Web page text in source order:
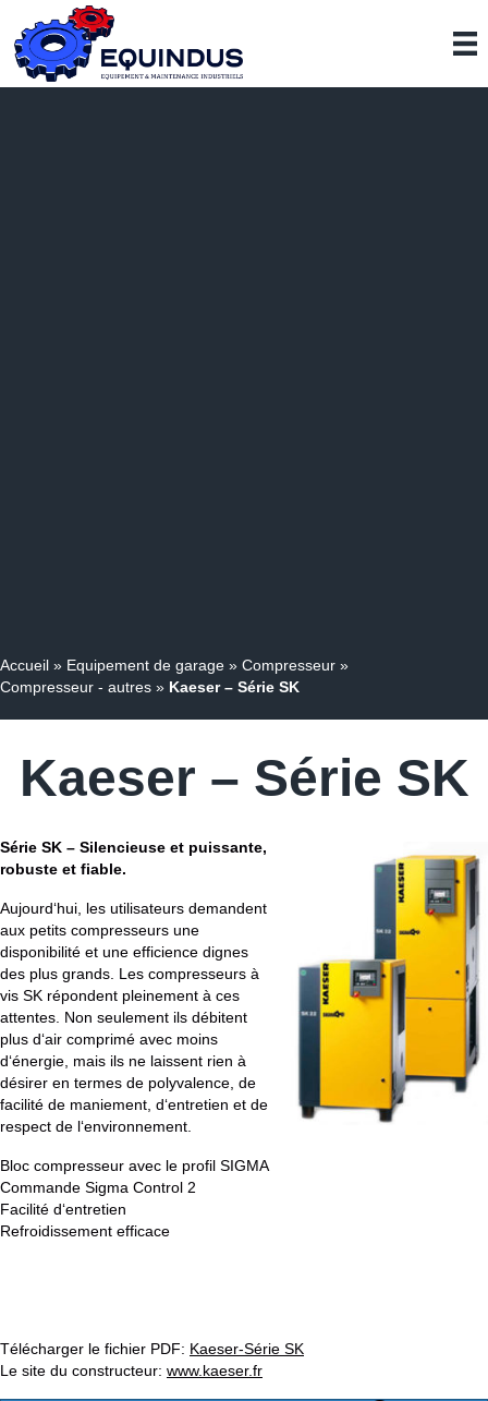
Accueil » Equipement de garage » Compresseur »
Compresseur - autres » Kaeser – Série SK
Kaeser – Série SK
Série SK – Silencieuse et puissante,
robuste et fiable.
Aujourd‘hui, les utilisateurs demandent
aux petits compresseurs une
disponibilité et une efficience dignes
des plus grands. Les compresseurs à
vis SK répondent pleinement à ces
attentes. Non seulement ils débitent
plus d‘air comprimé avec moins
d‘énergie, mais ils ne laissent rien à
désirer en termes de polyvalence, de
facilité de maniement, d‘entretien et de
respect de l‘environnement.
Bloc compresseur avec le profil SIGMA
Commande Sigma Control 2
Facilité d‘entretien
Refroidissement efficace
Télécharger le fichier PDF: Kaeser-Série SK
Le site du constructeur: www.kaeser.fr